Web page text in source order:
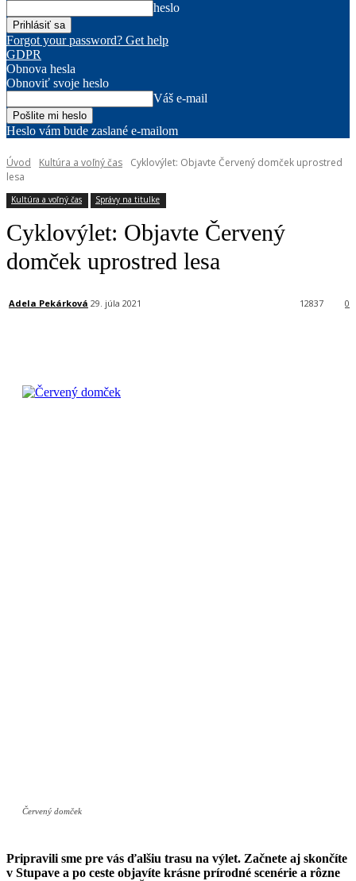
heslo
Forgot your password? Get help
GDPR
Obnova hesla
Obnoviť svoje heslo
Váš e-mail
Heslo vám bude zaslané e-mailom
Úvod Kultúra a voľný čas
Cyklovýlet: Objavte Červený domček uprostred
lesa
Kultúra a voľný čas Správy na titulke
Cyklovýlet: Objavte Červený
domček uprostred lesa
Adela Pekárková 29. júla 2021 0
12837
Červený domček
Pripravili sme pre vás ďalšiu trasu na výlet. Začnete aj skončíte
v Stupave a po ceste objavíte krásne prírodné scenérie a rôzne